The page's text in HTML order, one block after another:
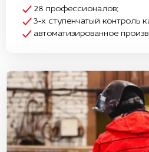
28 профессионалов;
3-х ступенчатый контроль
автоматизированное